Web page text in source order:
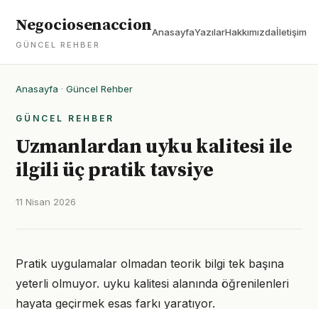
Negociosenaccion
GÜNCEL REHBER
AnasayfaYazılarHakkımızdaİletişim
Anasayfa · Güncel Rehber
GÜNCEL REHBER
Uzmanlardan uyku kalitesi ile
ilgili üç pratik tavsiye
11 Nisan 2026
Pratik uygulamalar olmadan teorik bilgi tek başına
yeterli olmuyor. uyku kalitesi alanında öğrenilenleri
hayata geçirmek esas farkı yaratıyor.